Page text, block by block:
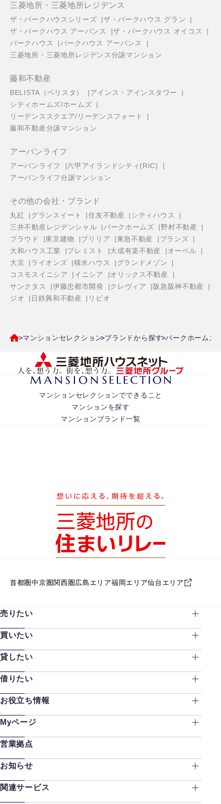
三菱地所・三菱地所レジデンス
ザ・パークハウスシリーズ
ザ・パークハウス グラン
ザ・パークハウス アーバンス
ザ・パークハウス オイコス
パークハウス
パークハウス アーバンス
三菱地所・三菱地所レジデンス分譲マンション
藤和不動産
BELISTA（ベリスタ）
アインス・アインスタワー
シティホームズ/ホームズ
リーデンススクエア/リーデンスフォート
藤和不動産分譲マンション
アーバンライフ
アーバンライフ
六甲アイランドシティ(RIC)
アーバンライフ分譲マンション
その他の会社・ブランド
丸紅 グランスイート 住友不動産
シティハウス
三井不動産レジデンシャル
パークホームズ
野村不動産
プラウド
東京建物 ブリリア 東急不動産
ブランズ
大和ハウス工業
プレミスト 大成有楽不動産
オーベル
大京
ライオンズ 積水ハウス
グランドメゾン
コスモスイニシア
イニシア
オリックス不動産
サンクタス
伊藤忠都市開発 クレヴィア
阪急阪神不動産
ジオ
日鉄興和不動産 リビオ
マンションセレクション ブランドから探す パークホームズ
マンションセレクションでできること
マンションを探す
マンションブランド一覧
首都圏中京圏関西圏広島エリア福岡エリア仙台エリア
売りたい
買いたい
貸したい
借りたい
お役立ち情報
Myページ
営業拠点
お知らせ
関連サービス